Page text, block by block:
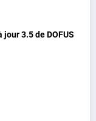
3.5 de DOFUS